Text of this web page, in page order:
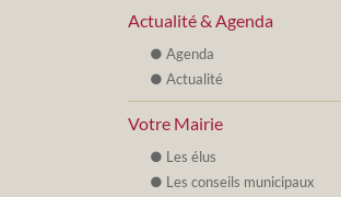
Actualité & Agenda
Agenda
Actualité
Votre Mairie
Les élus
Les conseils municipaux